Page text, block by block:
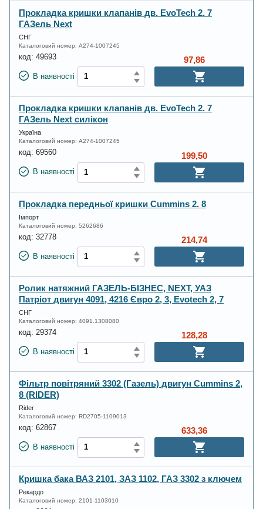
Прокладка кришки клапанів дв. EvoTech 2. 7
ГАЗель Next
СНГ
Каталоговий номер: А274-1007245
код: 49693
В наявності
97,86
Прокладка кришки клапанів дв. EvoTech 2. 7
ГАЗель Next силікон
Україна
Каталоговий номер: А274-1007245
код: 69560
В наявності
199,50
Прокладка передньої кришки Cummins 2. 8
Імпорт
Каталоговий номер: 5262686
код: 32778
В наявності
214,74
Ролик натяжний ГАЗЕЛЬ-БІЗНЕС, NEXT, УАЗ
Патріот двигун 4091, 4216 Євро 2, 3, Evotech 2, 7
СНГ
Каталоговий номер: 4091.1308080
код: 29374
В наявності
128,28
Фільтр повітряний 3302 (Газель) двигун Cummins 2,
8 (RIDER)
Rider
Каталоговий номер: RD2705-1109013
код: 62867
В наявності
633,36
Кришка бака ВАЗ 2101, ЗАЗ 1102, ГАЗ 3302 з ключем
Рекардо
Каталоговий номер: 2101-1103010